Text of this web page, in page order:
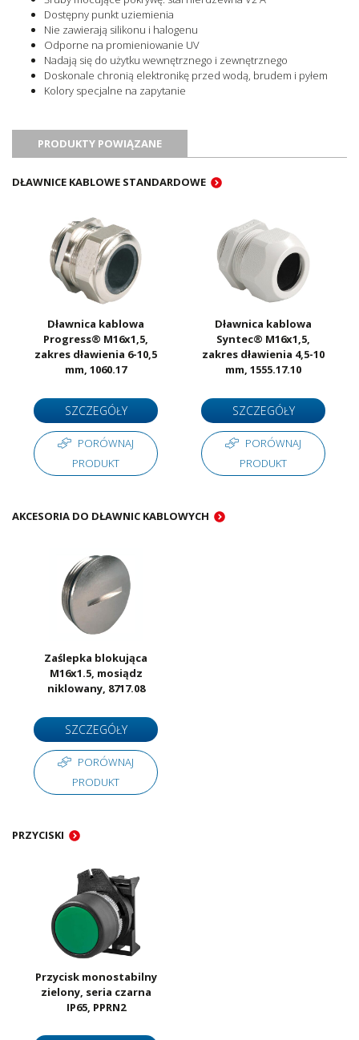
Dostępny punkt uziemienia
Nie zawierają silikonu i halogenu
Odporne na promieniowanie UV
Nadają się do użytku wewnętrznego i zewnętrznego
Doskonale chronią elektronikę przed wodą, brudem i pyłem
Kolory specjalne na zapytanie
PRODUKTY POWIĄZANE
DŁAWNICE KABLOWE STANDARDOWE
Dławnica kablowa
Progress® M16x1,5,
zakres dławienia 6-10,5
mm, 1060.17
SZCZEGÓŁY
PORÓWNAJ
PRODUKT
Dławnica kablowa
Syntec® M16x1,5,
zakres dławienia 4,5-10
mm, 1555.17.10
SZCZEGÓŁY
PORÓWNAJ
PRODUKT
AKCESORIA DO DŁAWNIC KABLOWYCH
Zaślepka blokująca
M16x1.5, mosiądz
niklowany, 8717.08
SZCZEGÓŁY
PORÓWNAJ
PRODUKT
PRZYCISKI
Przycisk monostabilny
zielony, seria czarna
IP65, PPRN2